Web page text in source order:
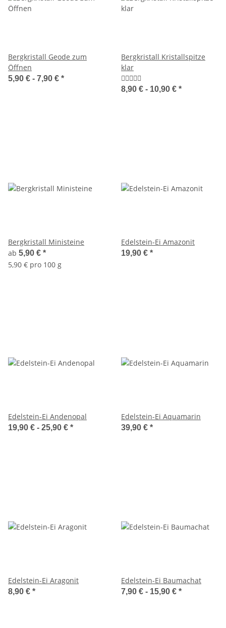
Bergkristall Geode zum
Öffnen
5,90 € - 7,90 € *
Bergkristall Kristallspitze
klar
8,90 € - 10,90 € *
Bergkristall Ministeine
ab 5,90 € *
5,90 € pro 100 g
Edelstein-Ei Amazonit
19,90 € *
Edelstein-Ei Andenopal
19,90 € - 25,90 € *
Edelstein-Ei Aquamarin
39,90 € *
Edelstein-Ei Aragonit
8,90 € *
Edelstein-Ei Baumachat
7,90 € - 15,90 € *